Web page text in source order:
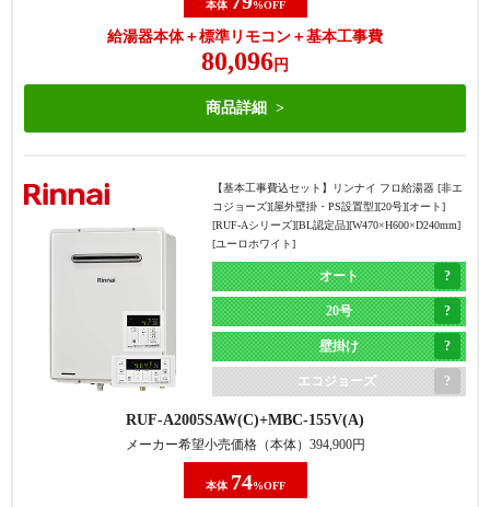
本体 %OFF
給湯器本体＋標準リモコン＋基本工事費
80,096 円
商品詳細
【基本工事費込セット】
リンナイ フロ給湯器 [非エ
コジョーズ][屋外壁掛・PS設置型][20号][オート]
[RUF-Aシリーズ][BL認定品][W470×H600×D240mm]
[ユーロホワイト]
オート
20号
壁掛け
エコジョーズ
RUF-A2005SAW(C) MBC-155V(A)
メーカー希望小売価格（本体） 394,900円
本体 74%OFF